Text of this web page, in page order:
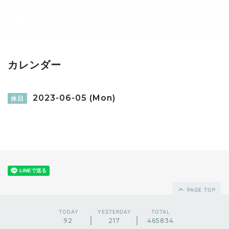
カレンダー
休日 2023-06-05 (Mon)
PAGE TOP
TODAY
92
YESTERDAY
217
TOTAL
465834